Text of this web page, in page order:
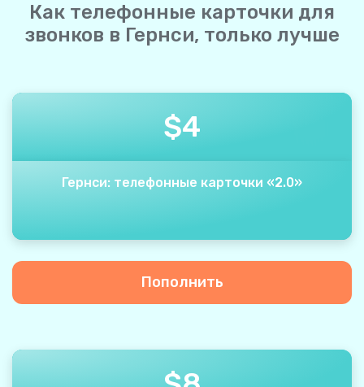
Как телефонные карточки для
звонков в Гернси, только лучше
$4
Гернси: телефонные карточки «2.0»
Пополнить